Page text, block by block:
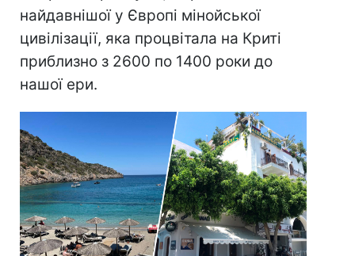
найдавнішої у Європі мінойської
цивілізації, яка процвітала на Криті
приблизно з 2600 по 1400 роки до
нашої ери.